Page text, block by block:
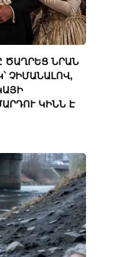
ԾԱՂՐԵՑ ՆՐԱՆ
ՉԻՄԱՆԱԼՈՎ,
ԿԻՆՆ Է